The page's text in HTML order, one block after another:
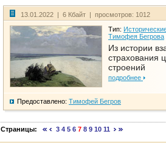
13.01.2022 | 6 Кбайт | просмотров: 1012
Тип:
Тимофея Бегрова
Из истории
страхования
строений
подробнее
Предоставлено: Тимофей Бегров
Страницы: 3 4 5 6 7 8 9 10 11